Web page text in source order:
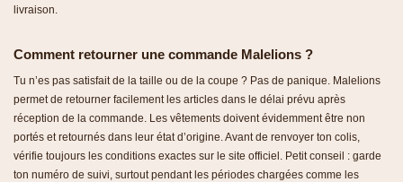
livraison.
Comment retourner une commande Malelions ?
Tu n’es pas satisfait de la taille ou de la coupe ? Pas de panique. Malelions
permet de retourner facilement les articles dans le délai prévu après
réception de la commande. Les vêtements doivent évidemment être non
portés et retournés dans leur état d’origine. Avant de renvoyer ton colis,
vérifie toujours les conditions exactes sur le site officiel. Petit conseil : garde
ton numéro de suivi, surtout pendant les périodes chargées comme les